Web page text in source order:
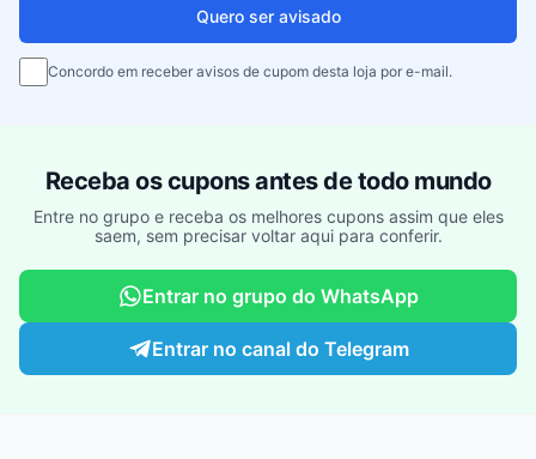
Quero ser avisado
Concordo em receber avisos de cupom desta loja por e-mail.
Receba os cupons antes de todo mundo
Entre no grupo e receba os melhores cupons assim que eles
saem, sem precisar voltar aqui para conferir.
Entrar no grupo do WhatsApp
Entrar no canal do Telegram